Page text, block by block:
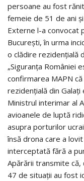
persoane au fost
femeie de 51 de ani
Externe l-a convocat
București, în urma
o clădire rezidențială
„Siguranța României
confirmarea MAPN
rezidențială din
Ministrul interimar al
avioanele de luptă
asupra porturilor
însă drona care a
interceptată fără a
Apărării transmite că,
47 de situaţii au fost